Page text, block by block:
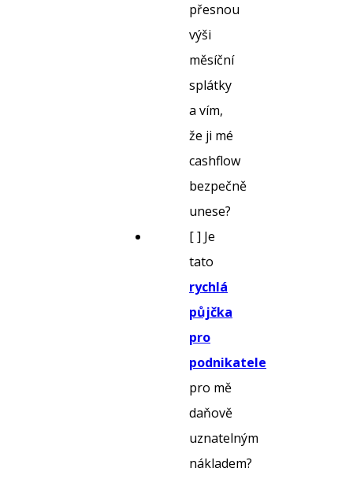
přesnou
výši
měsíční
splátky
a vím,
že ji mé
cashflow
bezpečně
unese?
[ ] Je
tato
rychlá
půjčka
pro
podnikatele
pro mě
daňově
uznatelným
nákladem?